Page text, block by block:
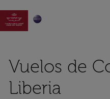

Vuelos de
Liberia